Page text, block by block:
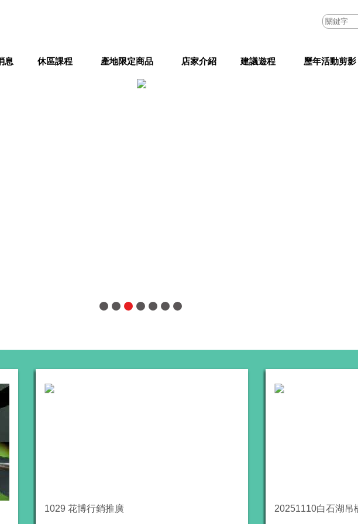
息 休區課程 產地限定商品 店家介紹 建議遊程 歷年活動剪影
賣中
coco32 咖啡棧 種植有機草莓動機
1029 花博行銷推廣 1123 污水處理二次會
休區特色Line貼圖「莓事，都會過去」上架囉 20251110白石湖吊